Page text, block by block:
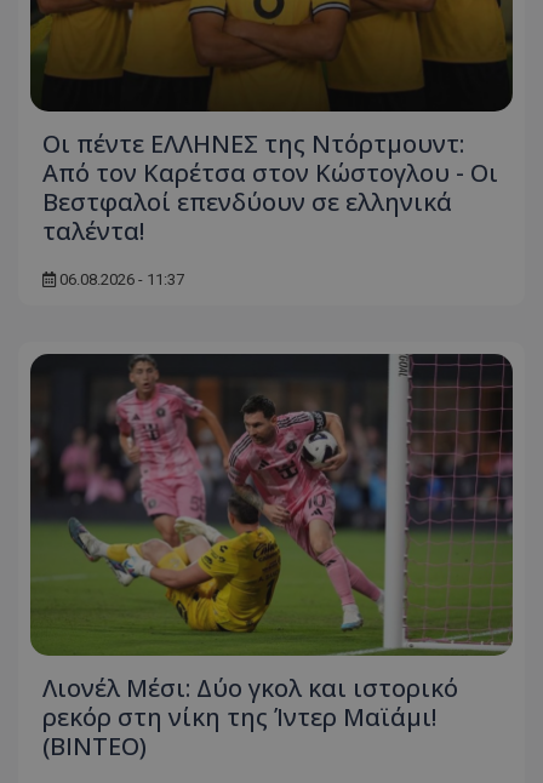
Οι πέντε ΕΛΛΗΝΕΣ της Ντόρτμουντ:
Από τον Καρέτσα στον Κώστογλου - Οι
Βεστφαλοί επενδύουν σε ελληνικά
ταλέντα!
06.08.2026 - 11:37
Λιονέλ Μέσι: Δύο γκολ και ιστορικό
ρεκόρ στη νίκη της Ίντερ Μαϊάμι!
(ΒΙΝΤΕΟ)